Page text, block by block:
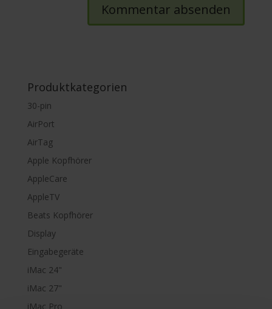
Produktkategorien
30-pin
AirPort
AirTag
Apple Kopfhörer
AppleCare
AppleTV
Beats Kopfhörer
Display
Eingabegeräte
iMac 24"
iMac 27"
iMac Pro